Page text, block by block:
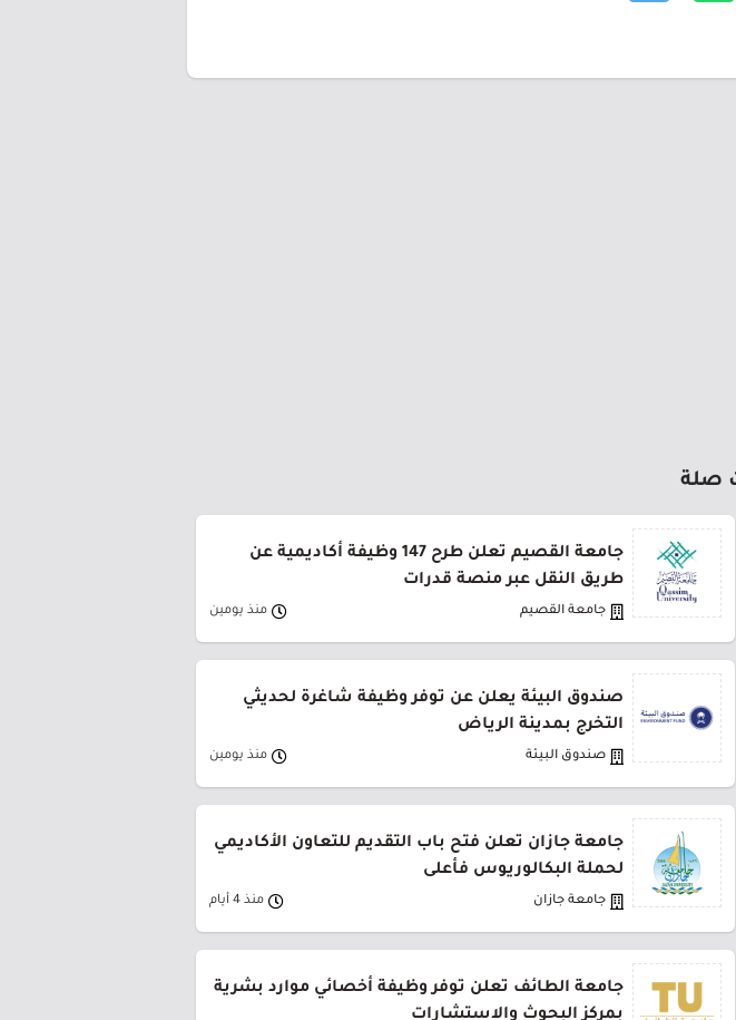
صلة
جامعة القصيم تعلن طرح 147 وظيفة أكاديمية عن
طريق النقل عبر منصة قدرات
جامعة القصيم منذ يومين
صندوق البيئة يعلن عن توفر وظيفة شاغرة لحديثي
التخرج بمدينة الرياض
صندوق البيئة منذ يومين
جامعة جازان تعلن فتح باب التقديم للتعاون الأكاديمي
لحملة البكالوريوس فأعلى
جامعة جازان منذ 4 أيام
جامعة الطائف تعلن توفر وظيفة أخصائي موارد بشرية
بمركز البحوث والاستشارات